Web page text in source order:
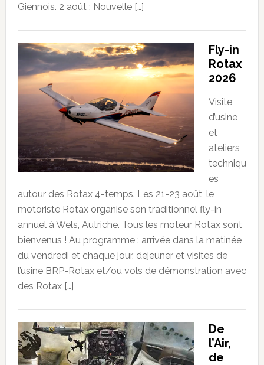
Giennois. 2 août : Nouvelle […]
Fly-in
Rotax
2026
Visite
d’usine
et
ateliers
techniqu
es
autour des Rotax 4-temps. Les 21-23 août, le
motoriste Rotax organise son traditionnel fly-in
annuel à Wels, Autriche. Tous les moteur Rotax sont
bienvenus ! Au programme : arrivée dans la matinée
du vendredi et chaque jour, dejeuner et visites de
l’usine BRP-Rotax et/ou vols de démonstration avec
des Rotax […]
De
l’Air,
de